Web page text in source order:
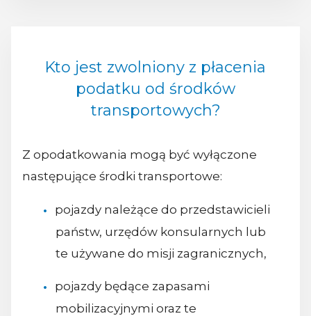
Kto jest zwolniony z płacenia
podatku od środków
transportowych?
Z opodatkowania mogą być wyłączone
następujące środki transportowe:
pojazdy należące do przedstawicieli
państw, urzędów konsularnych lub
te używane do misji zagranicznych,
pojazdy będące zapasami
mobilizacyjnymi oraz te